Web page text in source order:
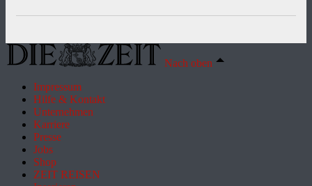
Nach oben
Impressum
Hilfe & Kontakt
Unternehmen
Karriere
Presse
Jobs
Shop
ZEIT REISEN